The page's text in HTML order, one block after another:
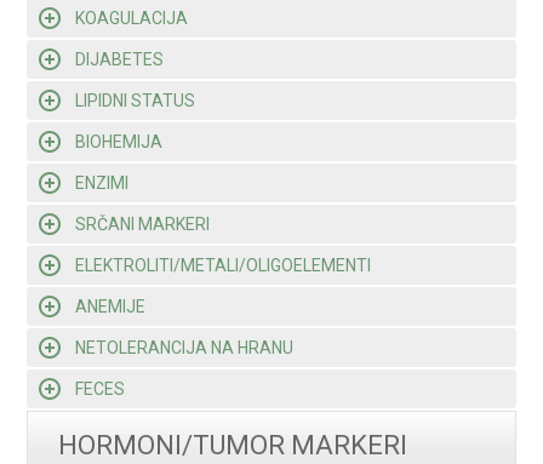
KOAGULACIJA
DIJABETES
LIPIDNI STATUS
BIOHEMIJA
ENZIMI
SRČANI MARKERI
ELEKTROLITI/METALI/OLIGOELEMENTI
ANEMIJE
NETOLERANCIJA NA HRANU
FECES
HORMONI/TUMOR MARKERI